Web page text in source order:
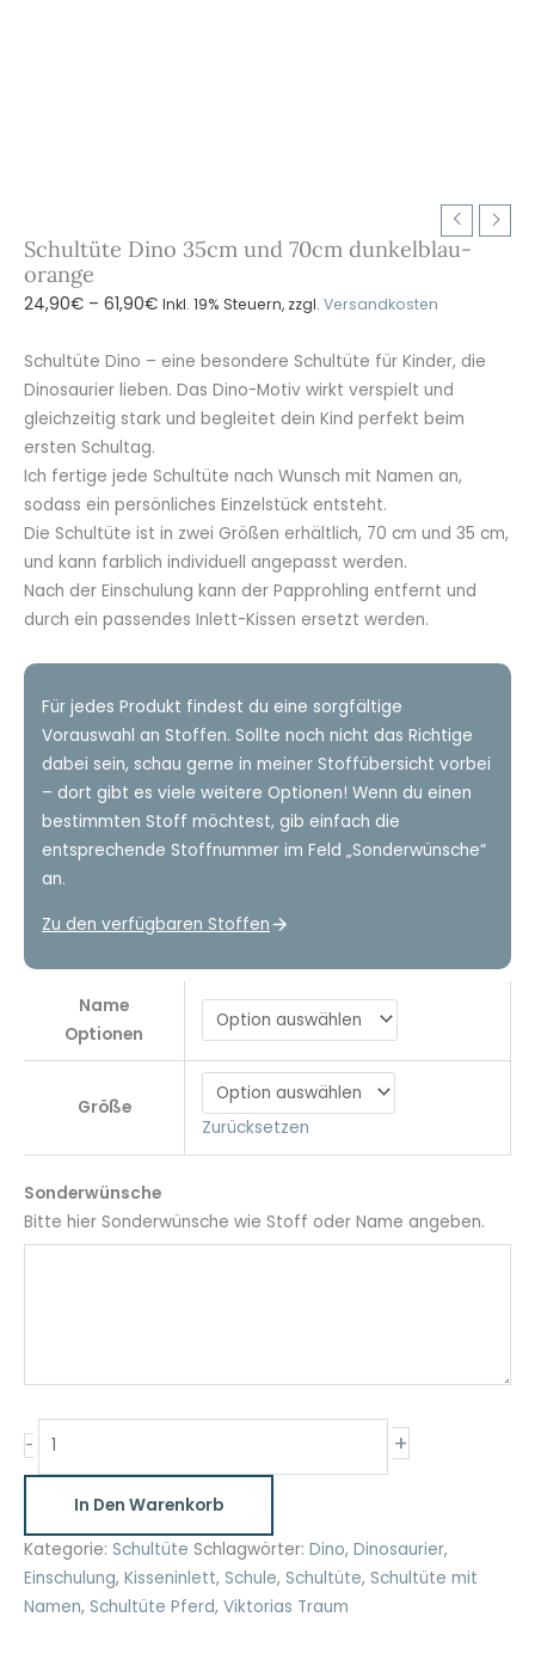
Schultüte Dino 35cm und 70cm dunkelblau-
orange
24,90€ – 61,90€Preisspanne:
bis
61,90€
Inkl. 19% Steuern, zzgl. Versandkosten
Schultüte Dino – eine besondere Schultüte für Kinder, die
Dinosaurier lieben. Das Dino-Motiv wirkt verspielt und
gleichzeitig stark und begleitet dein Kind perfekt beim
ersten Schultag.
Ich fertige jede Schultüte nach Wunsch mit Namen an,
sodass ein persönliches Einzelstück entsteht.
Die Schultüte ist in zwei Größen erhältlich, 70 cm und 35 cm,
und kann farblich individuell angepasst werden.
Nach der Einschulung kann der Papprohling entfernt und
durch ein passendes Inlett-Kissen ersetzt werden.
Für jedes Produkt findest du eine sorgfältige
Vorauswahl an Stoffen. Sollte noch nicht das Richtige
dabei sein, schau gerne in meiner Stoffübersicht vorbei
– dort gibt es viele weitere Optionen! Wenn du einen
bestimmten Stoff möchtest, gib einfach die
entsprechende Stoffnummer im Feld „Sonderwünsche“
an.
Zu den verfügbaren Stoffen
Name
Optionen
Größe
Zurücksetzen
Sonderwünsche
Bitte hier Sonderwünsche wie Stoff oder Name angeben.
-
70cm
dunkelblau-
orange
+
In Den Warenkorb
Kategorie: Schultüte Schlagwörter: Dino, Dinosaurier,
Einschulung, Kisseninlett, Schule, Schultüte, Schultüte mit
Namen, Schultüte Pferd, Viktorias Traum